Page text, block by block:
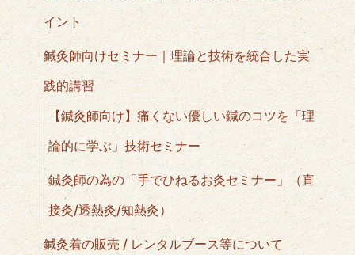
イント
鍼灸師向けセミナー｜理論と技術を統合した実
践的講習
【鍼灸師向け】痛くない優しい鍼のコツを「理
論的に学ぶ」技術セミナー
鍼灸師の為の「手でひねるお灸セミナー」（直
接灸/透熱灸/知熱灸）
鍼灸着の販売 / レンタルブース等について